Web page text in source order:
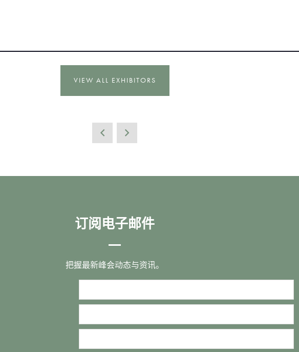
VIEW ALL EXHIBITORS
订阅电子邮件
把握最新峰会动态与资讯。